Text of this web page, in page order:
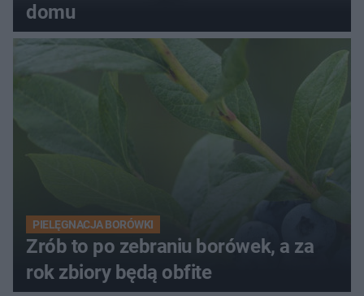
domu
PIELĘGNACJA BORÓWKI
Zrób to po zebraniu borówek, a za
rok zbiory będą obfite